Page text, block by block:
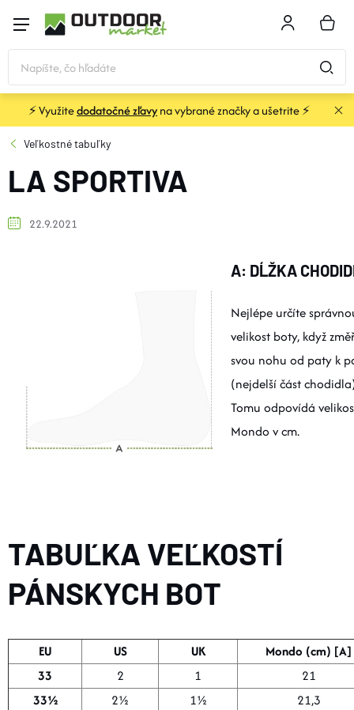
obsah
KOŠÍK
STANY a PRÍSTREŠKY
SPACÁKY
KARIMATKY
VYBAVENIE
Kontakty
Veľkostné tabuľky
Výmena a vrátenie
Reklamácie
Zľavové kódy Blog Moja objednávka
⚡ Využitedodatočné zľavyna vybrané značky a ušetrite ⚡
Veľkostné tabuľky
LA SPORTIVA
22.9.2021
A: DĹŽKA
Nejlépe určíte
velikost boty, když
svou nohu od paty k
(nejdelší část
Tomu odpovídá
Mondo v cm.
TABUĽKA VEĽKOSTÍ
PÁNSKYCH BOT
EU US UK
Mondo (cm) [A]
33
2 1
21
33½
2½ 1½
21,3